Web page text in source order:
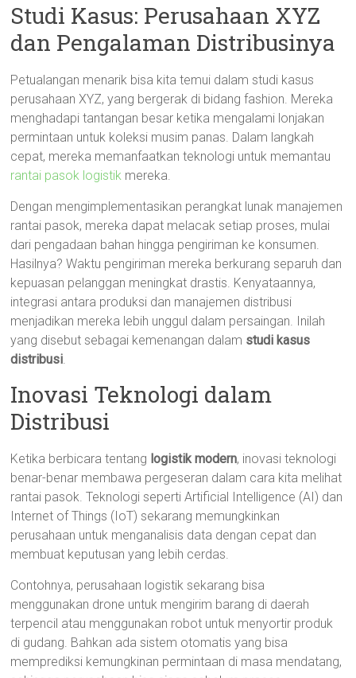
Studi Kasus: Perusahaan XYZ
dan Pengalaman Distribusinya
Petualangan menarik bisa kita temui dalam studi kasus
perusahaan XYZ, yang bergerak di bidang fashion. Mereka
menghadapi tantangan besar ketika mengalami lonjakan
permintaan untuk koleksi musim panas. Dalam langkah
cepat, mereka memanfaatkan teknologi untuk memantau
rantai pasok logistik mereka.
Dengan mengimplementasikan perangkat lunak manajemen
rantai pasok, mereka dapat melacak setiap proses, mulai
dari pengadaan bahan hingga pengiriman ke konsumen.
Hasilnya? Waktu pengiriman mereka berkurang separuh dan
kepuasan pelanggan meningkat drastis. Kenyataannya,
integrasi antara produksi dan manajemen distribusi
menjadikan mereka lebih unggul dalam persaingan. Inilah
yang disebut sebagai kemenangan dalam studi kasus
distribusi.
Inovasi Teknologi dalam
Distribusi
Ketika berbicara tentang logistik modern, inovasi teknologi
benar-benar membawa pergeseran dalam cara kita melihat
rantai pasok. Teknologi seperti Artificial Intelligence (AI) dan
Internet of Things (IoT) sekarang memungkinkan
perusahaan untuk menganalisis data dengan cepat dan
membuat keputusan yang lebih cerdas.
Contohnya, perusahaan logistik sekarang bisa
menggunakan drone untuk mengirim barang di daerah
terpencil atau menggunakan robot untuk menyortir produk
di gudang. Bahkan ada sistem otomatis yang bisa
memprediksi kemungkinan permintaan di masa mendatang,